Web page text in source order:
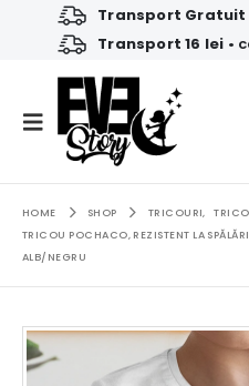
Transport Gratuit
Transport 16 lei •
HOME SHOP TRICOURI,
TRICOU POCHACO, REZISTENT LA
ALB/NEGRU